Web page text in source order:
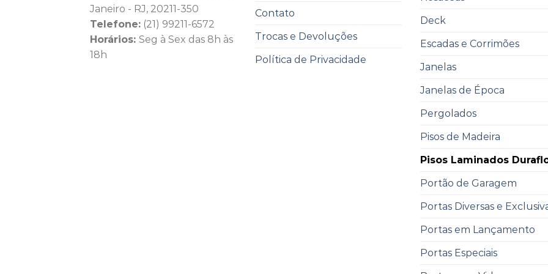
Janeiro - RJ, 20211-350
Telefone: (21) 99211-6572
Horários: Seg à Sex das 8h às
18h
Contato
Trocas e Devoluções
Política de Privacidade
Deck
Escadas e Corrimões
Janelas
Janelas de Época
Pergolados
Pisos de Madeira
Pisos Laminados
Portão de Garagem
Portas Diversas e
Portas em Lançamento
Portas Especiais